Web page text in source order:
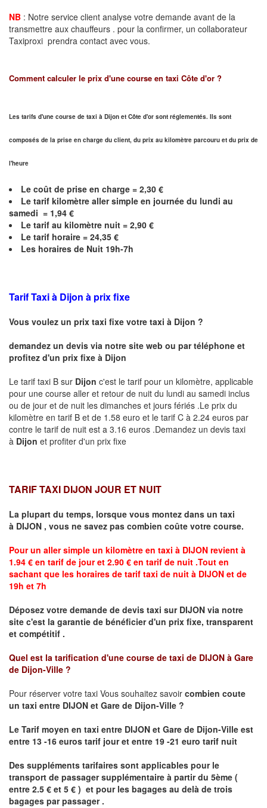
NB : Notre service client analyse votre demande avant de la
transmettre aux chauffeurs . pour la confirmer, un collaborateur
Taxiproxi prendra contact avec vous.
Comment calculer le prix d'une course en taxi Côte d'or ?
Les tarifs d'une course de taxi à Dijon et Côte d'or sont réglementés. Ils sont
composés de la prise en charge du client, du prix au kilomètre parcouru et du prix de
l'heure
Le coût de prise en charge = 2,30 €
Le tarif kilomètre aller simple en journée du lundi au
samedi = 1,94 €
Le tarif au kilomètre nuit = 2,90 €
Le tarif horaire = 24,35 €
Les horaires de Nuit 19h-7h
Tarif Taxi à Dijon à prix fixe
Vous voulez un prix taxi fixe votre taxi à Dijon ?
demandez un devis via notre site web ou par téléphone et
profitez d'un prix fixe à Dijon
Le tarif taxi B sur Dijon c'est le tarif pour un kilomètre, applicable
pour une course aller et retour de nuit du lundi au samedi inclus
ou de jour et de nuit les dimanches et jours fériés .Le prix du
kilomètre en tarif B et de 1.58 euro et le tarif C à 2.24 euros par
contre le tarif de nuit est a 3.16 euros .Demandez un devis taxi
à Dijon et profiter d'un prix fixe
TARIF TAXI DIJON JOUR ET NUIT
La plupart du temps, lorsque vous montez dans un taxi
à DIJON , vous ne savez pas combien coûte votre course.
Pour un aller simple un kilomètre en taxi à DIJON revient à
1.94 € en tarif de jour et 2.90 € en tarif de nuit .Tout en
sachant que les horaires de tarif taxi de nuit à DIJON et de
19h et 7h
Déposez votre demande de devis taxi sur DIJON via notre
site c'est la garantie de bénéficier d'un prix fixe, transparent
et compétitif .
Quel est la tarification d'une course de taxi de DIJON à Gare
de Dijon-Ville ?
Pour réserver votre taxi Vous souhaitez savoir combien coute
un taxi entre DIJON et Gare de Dijon-Ville ?
Le Tarif moyen en taxi entre DIJON et Gare de Dijon-Ville est
entre 13 -16 euros tarif jour et entre 19 -21 euro tarif nuit
Des suppléments tarifaires sont applicables pour le
transport de passager supplémentaire à partir du 5ème (
entre 2.5 € et 5 € ) et pour les bagages au delà de trois
bagages par passager .